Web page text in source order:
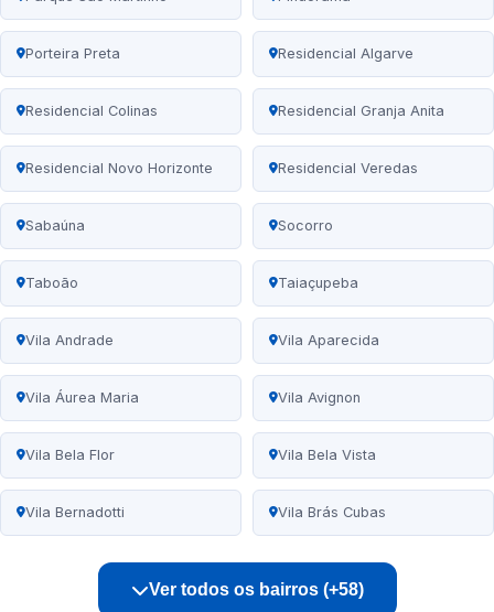
Porteira Preta Residencial Algarve
Residencial Colinas Residencial Granja Anita
Residencial Novo Horizonte Residencial Veredas
Sabaúna Socorro
Taboão Taiaçupeba
Vila Andrade Vila Aparecida
Vila Áurea Maria Vila Avignon
Vila Bela Flor Vila Bela Vista
Vila Bernadotti Vila Brás Cubas
Ver todos os bairros (+58)